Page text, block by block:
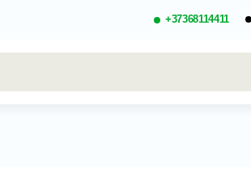
+37368114411